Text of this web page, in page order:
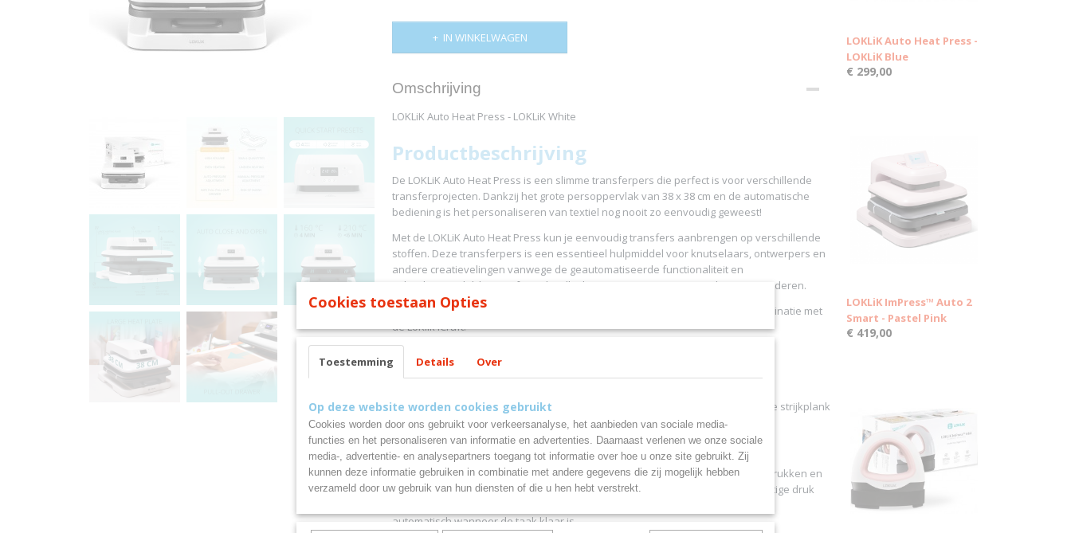
IN WINKELWAGEN
Omschrijving
LOKLiK Auto Heat Press - LOKLiK White
Productbeschrijving
De LOKLiK Auto Heat Press is een slimme transferpers die perfect is voor verschillende
transferprojecten. Dankzij het grote persoppervlak van 38 x 38 cm en de automatische
bediening is het personaliseren van textiel nog nooit zo eenvoudig geweest!
Met de LOKLiK Auto Heat Press kun je eenvoudig transfers aanbrengen op verschillende
stoffen. Deze transferpers is een essentieel hulpmiddel voor knutselaars, ontwerpers en
andere creatievelingen vanwege de geautomatiseerde functionaliteit en
gebruiksvriendelijke interface, die elke keer weer consistente resultaten garanderen.
Ideaal voor projecten met flexfolie, transferpapier en sublimatiepapier in combinatie met
de LoKlik iCraft.
Belangrijkste kenmerken
Grote warmteplaat
Groot formaat: Dankzij de warmteplaat van 38 x 38 cm en de grote uitschuifbare strijkplank
heb je veel ruimte voor projecten zoals draagtassen, kussenslopen en T-shirts.
Automatisch en gebruiksvriendelijk ontwerp
Eenvoudige bediening met één knop: Je hoeft alleen maar op de startknop te drukken en
al het zware werk wordt voor jou gedaan. De transferpers oefent een gelijkmatige druk
automatisch wanneer de taak klaar is.
LOKLiK Auto Heat Press -
LOKLiK Blue
€ 299,00
LOKLiK ImPress™ Auto 2
Smart - Pastel Pink
€ 419,00
Cookies toestaan Opties
Toestemming Details Over
Op deze website worden cookies gebruikt
Cookies worden door ons gebruikt voor verkeersanalyse, het aanbieden van sociale media-
functies en het personaliseren van informatie en advertenties. Daarnaast verlenen we onze sociale
media-, advertentie- en analysepartners toegang tot informatie over hoe u onze site gebruikt. Zij
kunnen deze informatie gebruiken in combinatie met andere gegevens die zij mogelijk hebben
verzameld door uw gebruik van hun diensten of die u hen hebt verstrekt.